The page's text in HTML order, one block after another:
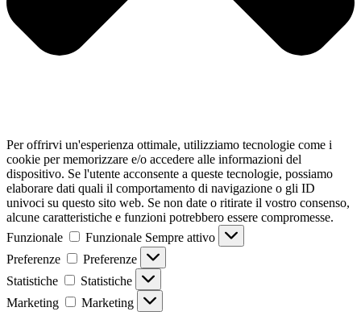
Per offrirvi un'esperienza ottimale, utilizziamo tecnologie come i
cookie per memorizzare e/o accedere alle informazioni del
dispositivo. Se l'utente acconsente a queste tecnologie, possiamo
elaborare dati quali il comportamento di navigazione o gli ID
univoci su questo sito web. Se non date o ritirate il vostro consenso,
alcune caratteristiche e funzioni potrebbero essere compromesse.
Funzionale
Funzionale Sempre attivo
Preferenze
Preferenze
Statistiche
Statistiche
Marketing
Marketing